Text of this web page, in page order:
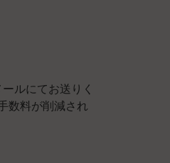
ルにてお送りく
数料が削減され